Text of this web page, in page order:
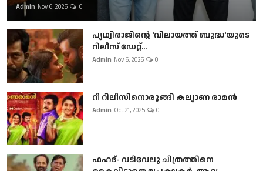
Admin Nov 6, 2025 0
പൃഥ്വിരാജിന്റെ 'വിലായത്ത് ബുദ്ധ'യുടെ
റിലീസ് ഡേറ്റ്...
Admin Nov 6, 2025 0
റീ റിലീസിനൊരുങ്ങി കല്യാണ രാമൻ
Admin Oct 21, 2025 0
ഫഹദ്- വടിവേലു ചിത്രത്തിനെ